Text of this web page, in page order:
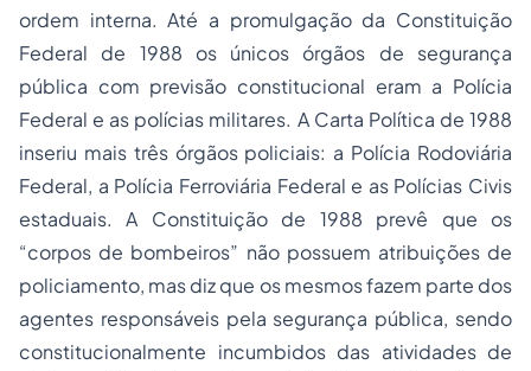
ordem interna. Até a promulgação da Constituição
Federal de 1988 os únicos órgãos de segurança
pública com previsão constitucional eram a Polícia
Federal e as polícias militares. A Carta Política de 1988
inseriu mais três órgãos policiais: a Polícia Rodoviária
Federal, a Polícia Ferroviária Federal e as Polícias Civis
estaduais. A Constituição de 1988 prevê que os
“corpos de bombeiros” não possuem atribuições de
policiamento, mas diz que os mesmos fazem parte dos
agentes responsáveis pela segurança pública, sendo
constitucionalmente incumbidos das atividades de